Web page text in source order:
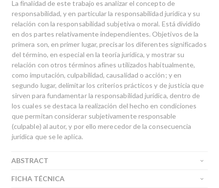
La finalidad de este trabajo es analizar el concepto de
responsabilidad, y en particular la responsabilidad jurídica y su
relación con la responsabilidad subjetiva o moral. Está dividido
en dos partes relativamente independientes. Objetivos de la
primera son, en primer lugar, precisar los diferentes significados
del término, en especial en la teoría jurídica, y mostrar su
relación con otros términos afines utilizados habitualmente,
como imputación, culpabilidad, causalidad o acción; y en
segundo lugar, delimitar los criterios prácticos y de justicia que
sirven para fundamentar la responsabilidad jurídica, dentro de
los cuales se destaca la realización del hecho en condiciones
que permitan considerar subjetivamente responsable
(culpable) al autor, y por ello merecedor de la consecuencia
jurídica que se le aplica.
ABSTRACT
FICHA TÉCNICA